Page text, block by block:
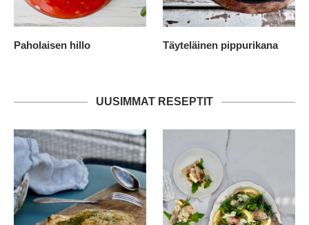
Paholaisen hillo Täyteläinen pippurikana
UUSIMMAT RESEPTIT